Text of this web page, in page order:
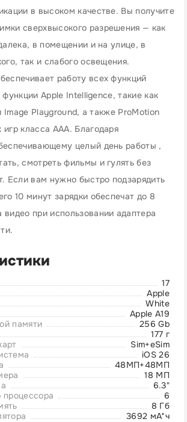
в высоком качестве. Вы получите
сверхвысокого разрешения — как
в помещении и на улице, в
так и слабого освещения.
работу всех функций
Apple Intelligence, такие как
Image Playground, а также ProMotion
класса AAA. Благодаря
целый день работы ,
смотреть фильмы и гулять без
Если вам нужно быстро подзарядить
10 минут зарядки обеспечат до 8
видео при использовании адаптера
17
Apple
White
Apple A19
памяти
256 Gb
177 г
Sim+eSim
iOS 26
48МП+48МП
18 MП
6.3"
процессора
6
8 Гб
3692 мА*ч